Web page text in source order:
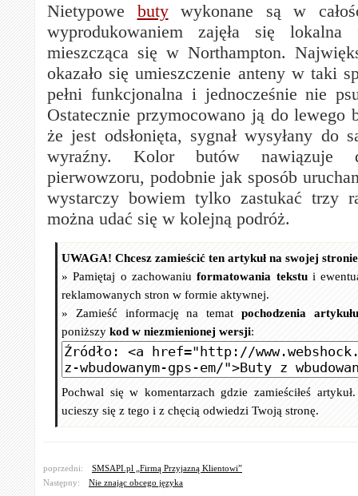
Nietypowe butywykonane są w
wyprodukowaniem zajęła się lokalna
mieszcząca się w Northampton.
okazało się umieszczenie anteny w taki
pełni funkcjonalna i jednocześnie nie
Ostatecznie przymocowano ją do lewego
że jest odsłonięta, sygnał wysyłany do
wyraźny. Kolor butów nawiązuje
pierwowzoru, podobnie jak sposób
wystarczy bowiem tylko zastukać trzy
można udać się w kolejną podróż.
UWAGA! Chcesz zamieścić ten artykuł na swojej
» Pamiętaj o zachowaniuformatowania tekstui
reklamowanych stron w formie aktywnej.
» Zamieść informację na temat pochodzenia artykułu
poniższy kod w niezmienionej wersji:
Pochwal się w komentarzach gdzie zamieściłeś
ucieszy się z tego i z chęcią odwiedzi Twoją stronę.
poprzedni:
SMSAPI.pl „Firmą Przyjazną Klientowi”
Następny:
Nie znając obcego języka